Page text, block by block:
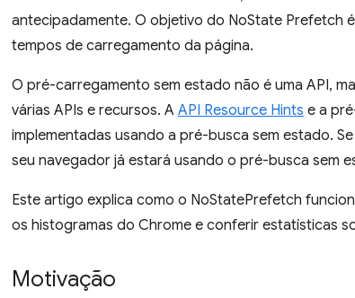
antecipadamente. O objetivo do NoState Prefetch
tempos de carregamento da página.
O pré-carregamento sem estado não é uma API,
várias APIs e recursos. A API Resource Hints e a
implementadas usando a pré-busca sem estado.
seu navegador já estará usando o pré-busca sem
Este artigo explica como o NoStatePrefetch
os histogramas do Chrome e conferir estatísticas
Motivação